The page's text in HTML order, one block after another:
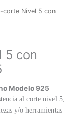
corte Nivel 5 con
5 con
Modelo 925
al corte nivel 5,
y/o herramientas